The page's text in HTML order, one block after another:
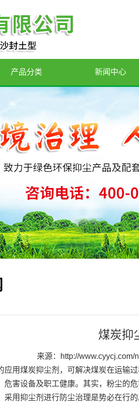
产品分类 新闻中心
煤炭抑
来源： http://www.cyycj.com/
用煤炭抑尘剂 ，可解决煤炭在运输
危害设备及职工健康。其实，粉尘的
采用抑尘剂进行防尘治理是势必在行的